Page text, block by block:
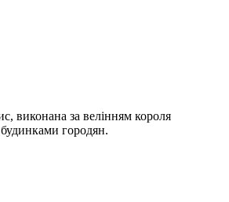
виконана за велінням короля
городян.